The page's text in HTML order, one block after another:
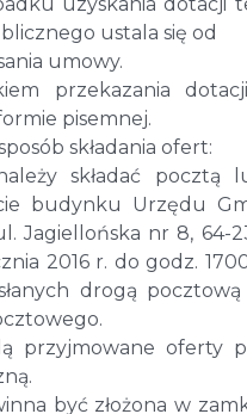
ustala się od
umowy.
przekazania
pisemnej.
składania ofert:
składać pocztą
budynku Urzędu
Jagiellońska nr 8, 64-
2016 r. do godz.
drogą
przyjmowane oferty
być złożona w